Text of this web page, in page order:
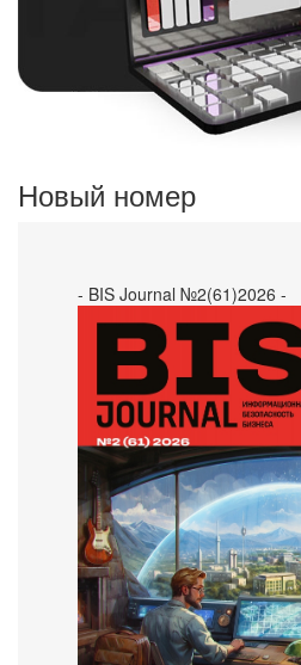
Новый номер
- BIS Journal №2(61)2026 -